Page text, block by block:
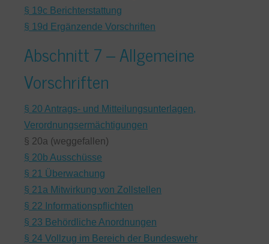
§ 19c Berichterstattung
§ 19d Ergänzende Vorschriften
Abschnitt 7 – Allgemeine
Vorschriften
§ 20 Antrags- und Mitteilungsunterlagen,
Verordnungsermächtigungen
§ 20a (weggefallen)
§ 20b Ausschüsse
§ 21 Überwachung
§ 21a Mitwirkung von Zollstellen
§ 22 Informationspflichten
§ 23 Behördliche Anordnungen
§ 24 Vollzug im Bereich der Bundeswehr